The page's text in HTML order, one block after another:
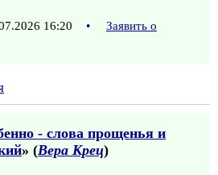
16:20 •
Заявить о
- слова прощенья и
» (Вера Крец)